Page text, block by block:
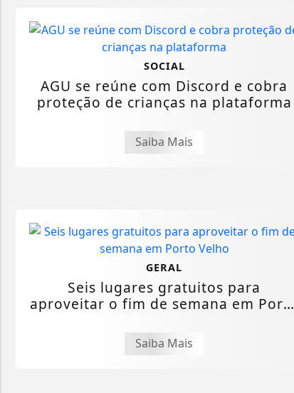
SOCIAL
AGU se reúne com Discord e cobra
proteção de crianças na plataforma
Saiba Mais
GERAL
Seis lugares gratuitos para
aproveitar o fim de semana em Porto
Saiba Mais